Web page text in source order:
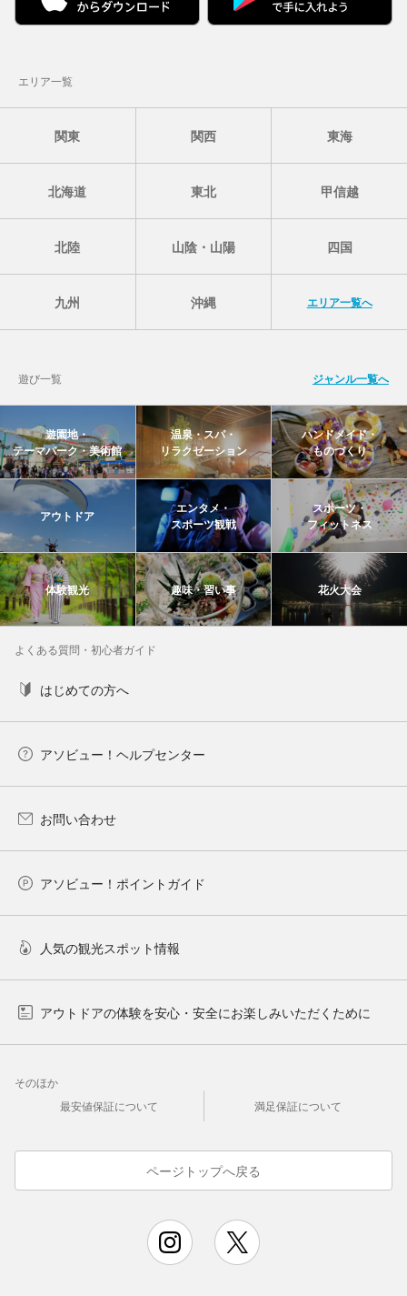
エリア一覧
関東 関西 東海
北海道 東北 甲信越
北陸 山陰・山陽 四国
九州 沖縄 エリア一覧へ
遊び一覧 ジャンル一覧へ
遊園地・
テーマパーク・美術館
温泉・スパ・
リラクゼーション
ハンドメイド・
ものづくり
アウトドア
エンタメ・
スポーツ観戦
スポーツ・
フィットネス
体験観光 趣味・習い事 花火大会
よくある質問・初心者ガイド
はじめての方へ
アソビュー！ヘルプセンター
お問い合わせ
アソビュー！ポイントガイド
人気の観光スポット情報
アウトドアの体験を安心・安全にお楽しみいただくために
そのほか
最安値保証について
満足保証について
ページトップへ戻る